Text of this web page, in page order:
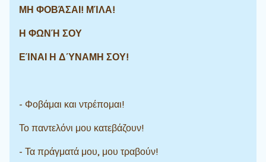
ΜΗ ΦΟΒΆΣΑΙ! ΜΊΛΑ!
Η ΦΩΝΉ ΣΟΥ
ΕΊΝΑΙ Η ΔΎΝΑΜΗ ΣΟΥ!
- Φοβάμαι και ντρέπομαι!
Το παντελόνι μου κατεβάζουν!
- Τα πράγματά μου, μου τραβούν!